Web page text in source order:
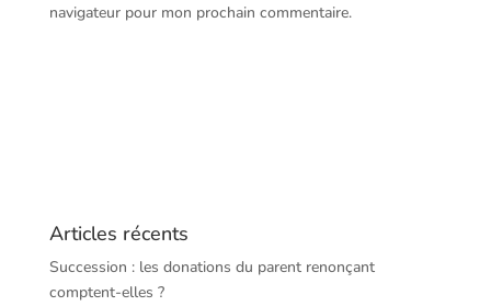
navigateur pour mon prochain commentaire.
Articles récents
Succession : les donations du parent renonçant
comptent-elles ?